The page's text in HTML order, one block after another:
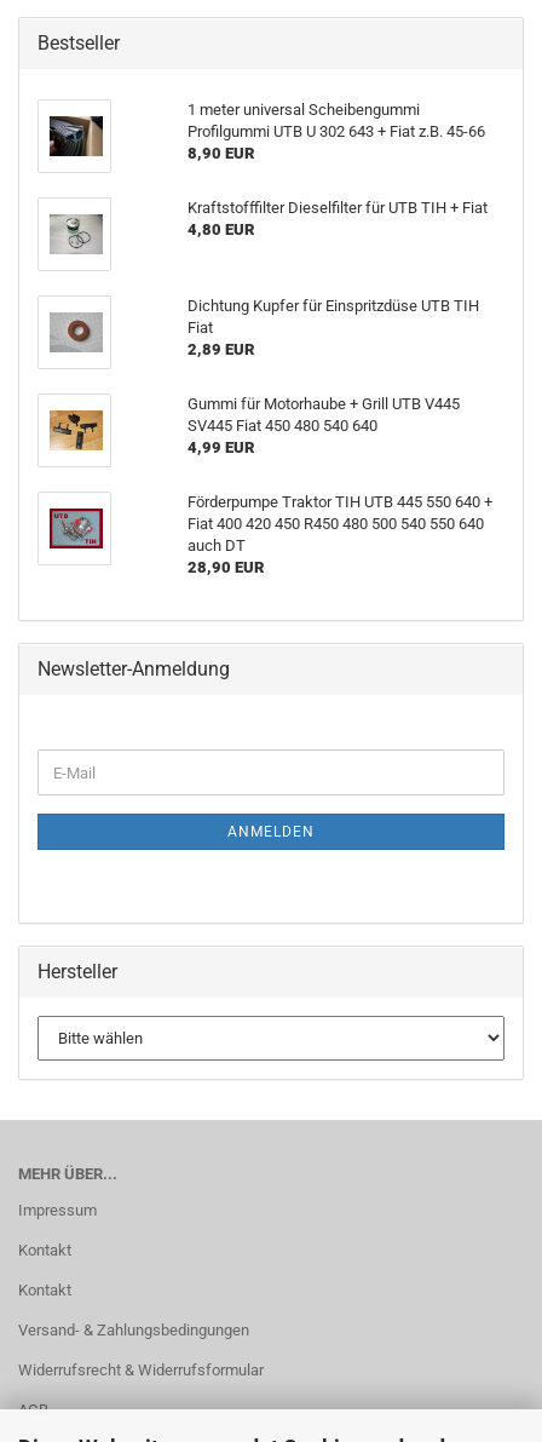
Bestseller
1 meter universal Scheibengummi
Profilgummi UTB U 302 643 + Fiat z.B. 45-66
8,90 EUR
Kraftstofffilter Dieselfilter für UTB TIH + Fiat
4,80 EUR
Dichtung Kupfer für Einspritzdüse UTB TIH
Fiat
2,89 EUR
Gummi für Motorhaube + Grill UTB V445
SV445 Fiat 450 480 540 640
4,99 EUR
Förderpumpe Traktor TIH UTB 445 550 640 +
Fiat 400 420 450 R450 480 500 540 550 640
auch DT
28,90 EUR
Newsletter-Anmeldung
ZUR
E-
Mail
ANMELDEN
Hersteller
MEHR ÜBER...
Impressum
Kontakt
Kontakt
Versand- & Zahlungsbedingungen
Widerrufsrecht & Widerrufsformular
AGB